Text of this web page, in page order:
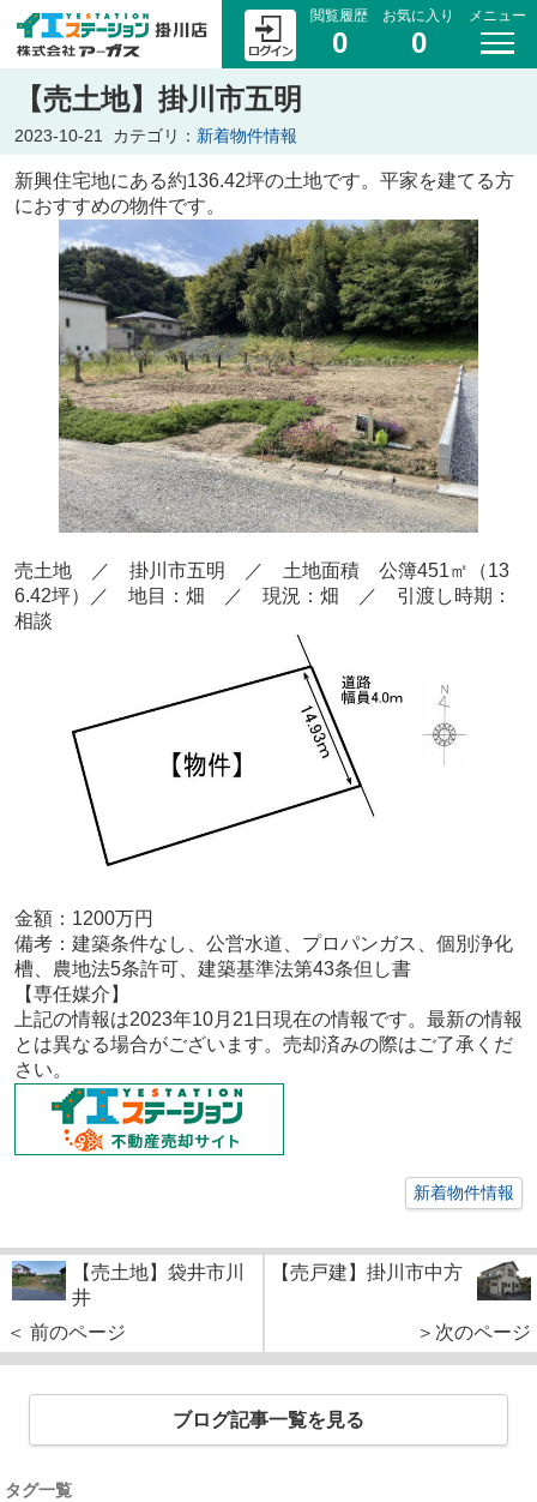
閲覧履歴
0
お気に入り
0
メニュー
【売土地】掛川市五明
2023-10-21 カテゴリ： 新着物件情報
新興住宅地にある約136.42坪の土地です。平家を建てる方
におすすめの物件です。
売土地 ／ 掛川市五明 ／ 土地面積 公簿451㎡（13
6.42坪）
／ 地目：畑 ／ 現況：畑 ／ 引渡し時期：
相談
金額：1200万円
備考： 建築条件なし、公営水道、プロパンガス、個別浄化
槽、農地法5条許可、建築基準法第43条但し書
【専任媒介 】
上記の情報は2023年10月21日現在の情報です。最新の情報
とは異なる場合がございます。売却済みの際はご了承くだ
さい。
新着物件情報
【売土地】袋井市川
井
＜ 前のページ
【売戸建】掛川市中方
＞次のページ
ブログ記事一覧を見る
タグ一覧